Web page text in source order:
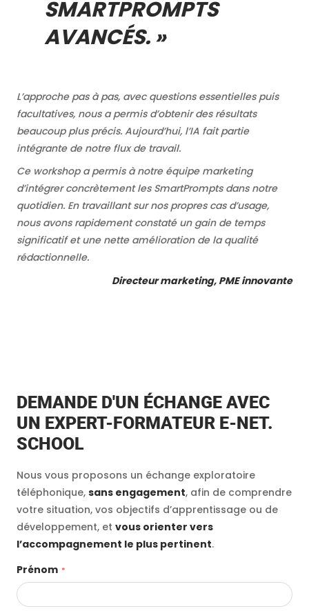
SMARTPROMPTS
AVANCÉS.»
L’approche pas à pas, avec questions essentielles puis
facultatives, nous a permis d’obtenir des résultats
beaucoup plus précis. Aujourd’hui, l’IA fait partie
intégrante de notre flux de travail.
Ce workshop a permis à notre équipe marketing
d’intégrer concrètement les SmartPrompts dans notre
quotidien. En travaillant sur nos propres cas d’usage,
nous avons rapidement constaté un gain de temps
significatif et une nette amélioration de la qualité
rédactionnelle.
Directeur marketing, PME innovante
DEMANDE D'UN ÉCHANGE AVEC
UN EXPERT-FORMATEUR E-NET.
SCHOOL
Nous vous proposons un échange exploratoire
téléphonique, sans engagement, afin de comprendre
votre situation, vos objectifs d’apprentissage ou de
développement, et vous orienter vers
l’accompagnement le plus pertinent.
Prénom